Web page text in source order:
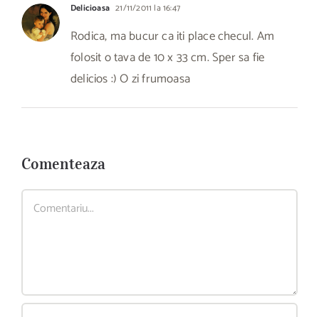
Delicioasa 21/11/2011 la 16:47
Rodica, ma bucur ca iti place checul. Am
folosit o tava de 10 x 33 cm. Sper sa fie
delicios :) O zi frumoasa
Comenteaza
Comment